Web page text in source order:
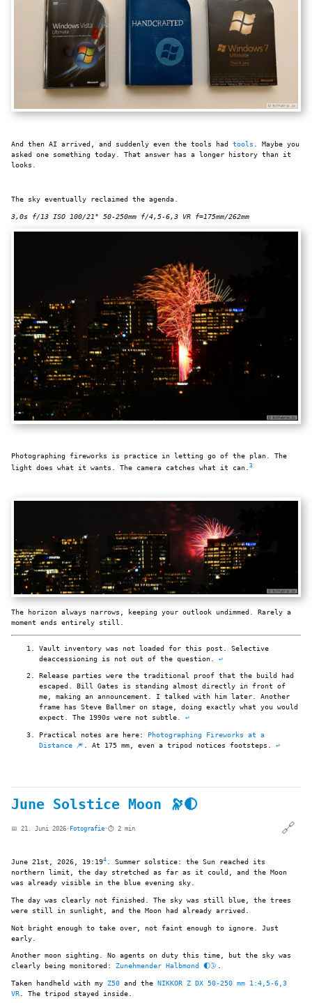
And then AI arrived, and suddenly even the tools had tools . Maybe you
asked one something today. That answer has a longer history than it
looks.
The sky eventually reclaimed the agenda.
3,0s f/13 ISO 100/21° 50-250mm f/4,5-6,3 VR f=175mm/262mm
Photographing fireworks is practice in letting go of the plan. The
light does what it wants. The camera catches what it can. 3
The horizon always narrows, keeping your outlook undimmed. Rarely a
moment ends entirely still.
Vault inventory was not loaded for this post. Selective
deaccessioning is not out of the question. ↩
Release parties were the traditional proof that the build had
escaped. Bill Gates is standing almost directly in front of
me, making an announcement. I talked with him later. Another
frame has Steve Ballmer on stage, doing exactly what you would
expect. The 1990s were not subtle. ↩
Practical notes are here: Photographing Fireworks at a
Distance 🎆 . At 175 mm, even a tripod notices footsteps. ↩
June Solstice Moon 🔭🌓
📅 21. Juni 2026 · Fotografie ·⏱️ 2 min 🔗
June 21st, 2026, 19:194 . Summer solstice: the Sun reached its
northern limit, the day stretched as far as it could, and the Moon
was already visible in the blue evening sky.
The day was clearly not finished. The sky was still blue, the trees
were still in sunlight, and the Moon had already arrived.
Not bright enough to take over, not faint enough to ignore. Just
early.
Another moon sighting. No agents on duty this time, but the sky was
clearly being monitored: Zunehmender Halbmond 🌓🌛 .
Taken handheld with my Z50 and the NIKKOR Z DX 50-250 mm 1:4,5-6,3
VR . The tripod stayed inside.